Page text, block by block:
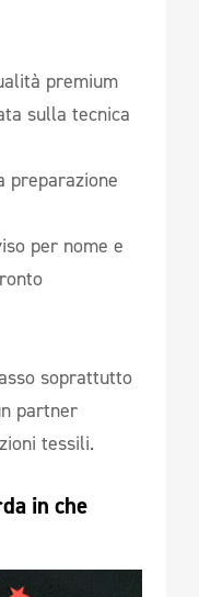
premium
sulla tecnica
preparazione
per nome e
soprattutto
partner
tessili.
in che